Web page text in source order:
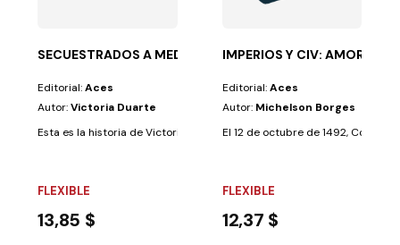
SECUESTRADOS A MEDIA NOCHE
Editorial:Aces
Autor:Victoria Duarte
Esta es la historia de Victoria Duarte de Dos Santos, quien, pocos
FLEXIBLE
13,85 $
IMPERIOS Y CIV: AMOR EN
Editorial:Aces
Autor: Michelson Borges
El 12 de octubre de 1492, Colón
FLEXIBLE
12,37 $